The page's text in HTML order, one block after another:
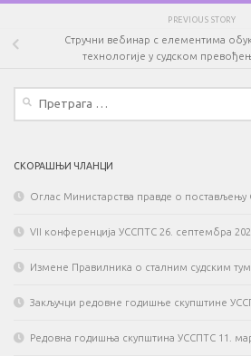
PREVIOUS STORY
Стручни вебинар с елементима
технологије у судском
СКОРАШЊИ ЧЛАНЦИ
Оглас Министарства правде о постављењу
VII конференција УССПТС 26. септембра
Измене Правилника о сталним судским
Закључци редовне годишње скупштине
Редовна годишња скупштина УССПТС 11.